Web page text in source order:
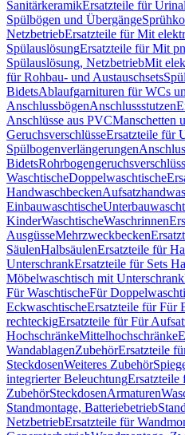
SanitärkeramikErsatzteile für
Spülbögen und Übergänge
NetzbetriebErsatzteile für Mit
SpülauslösungErsatzteile für Mit
Spülauslösung, NetzbetriebMit
für Rohbau- und Austauschsets
BidetsAblaufgarnituren für WCs
AnschlussbögenAnschlussstutzen
Anschlüsse aus PVCManschetten
GeruchsverschlüsseErsatzteile für
Spülbogenverlängerungen
Bidets
WaschtischeDoppelwaschtische
Handwaschbecken
Einbauwaschtische
KinderWaschtischeWaschrinnen
AusgüsseMehrzweckbecken
SäulenHalbsäulenErsatzteile für
UnterschrankErsatzteile für Sets
Möbelwaschtisch mit Unterschrank
Für WaschtischeFür
EckwaschtischeErsatzteile für Für
rechteckigErsatzteile für Für
HochschränkeMittelhochschränke
WandablagenZubehörErsatzteile
SteckdosenWeiteres Zubehör
integrierter BeleuchtungErsatzteile
ZubehörSteckdosenArmaturen
Standmontage, Batteriebetrieb
NetzbetriebErsatzteile für